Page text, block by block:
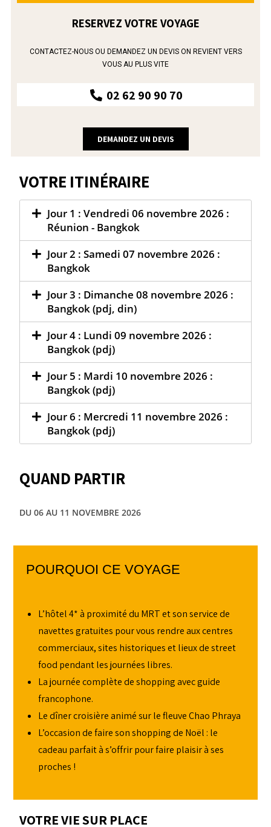
RESERVEZ VOTRE VOYAGE
CONTACTEZ-NOUS OU DEMANDEZ UN DEVIS ON REVIENT VERS
VOUS AU PLUS VITE
02 62 90 90 70
DEMANDEZ UN DEVIS
VOTRE ITINÉRAIRE
Jour 1 : Vendredi 06 novembre 2026 :
Réunion - Bangkok
Jour 2 : Samedi 07 novembre 2026 :
Bangkok
Jour 3 : Dimanche 08 novembre 2026 :
Bangkok (pdj, din)
Jour 4 : Lundi 09 novembre 2026 :
Bangkok (pdj)
Jour 5 : Mardi 10 novembre 2026 :
Bangkok (pdj)
Jour 6 : Mercredi 11 novembre 2026 :
Bangkok (pdj)
QUAND PARTIR
DU 06 AU 11 NOVEMBRE 2026
POURQUOI CE VOYAGE
L’hôtel 4* à proximité du MRT et son service de
navettes gratuites pour vous rendre aux centres
commerciaux, sites historiques et lieux de street
food pendant les journées libres.
La journée complète de shopping avec guide
francophone.
Le dîner croisière animé sur le fleuve Chao Phraya
L’occasion de faire son shopping de Noël : le
cadeau parfait à s’offrir pour faire plaisir à ses
proches !
VOTRE VIE SUR PLACE